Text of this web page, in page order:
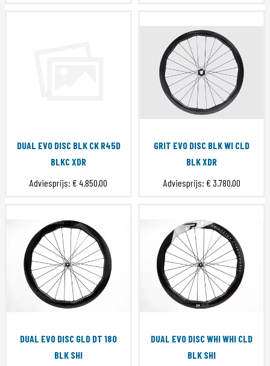
DUAL EVO DISC BLK CK R45D
BLKC XDR
Adviesprijs: € 4.850,00
GRIT EVO DISC BLK WI CLD
BLK XDR
Adviesprijs: € 3.780,00
DUAL EVO DISC GLD DT 180
BLK SHI
DUAL EVO DISC WHI WHI CLD
BLK SHI